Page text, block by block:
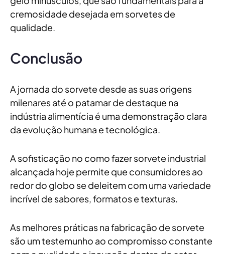
cremosidade desejada em sorvetes de
qualidade.
Conclusão
A jornada do sorvete desde as suas origens
milenares até o patamar de destaque na
indústria alimentícia é uma demonstração clara
da evolução humana e tecnológica.
A sofisticação no como fazer sorvete industrial
alcançada hoje permite que consumidores ao
redor do globo se deleitem com uma variedade
incrível de sabores, formatos e texturas.
As melhores práticas na fabricação de sorvete
são um testemunho ao compromisso constante